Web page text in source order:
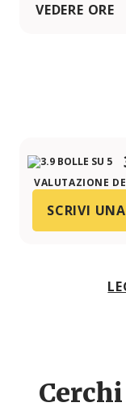
VEDERE ORE
VALUTAZIONE
SCRIVI